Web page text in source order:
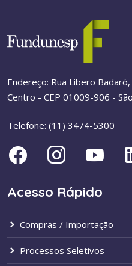
Endereço: Rua Libero
Centro - CEP 01009-906 -
Telefone: (11) 3474-5300
Acesso Rápido
Compras / Importação
Processos Seletivos